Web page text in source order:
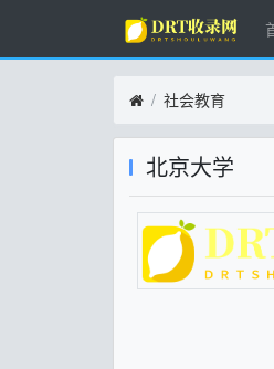
社会教育
北京大学